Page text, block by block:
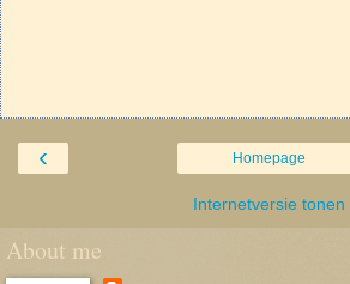
‹ Homepage
Internetversie tonen
About me